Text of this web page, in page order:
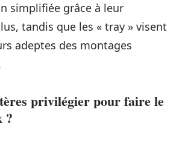
simplifiée grâce à leur
tandis que les « tray » visent
adeptes des montages
privilégier pour faire le
?